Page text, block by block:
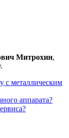
Митрохин,
с металлическим
аппарата?